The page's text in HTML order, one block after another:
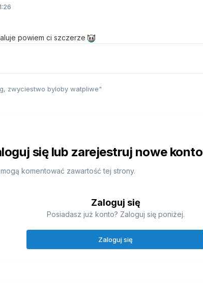
powiem ci szczerze
zwyciestwo byloby watpliwe"
się lub zarejestruj nowe konto
komentować zawartość tej strony.
Zaloguj się
Posiadasz już konto? Zaloguj się poniżej.
Zaloguj się